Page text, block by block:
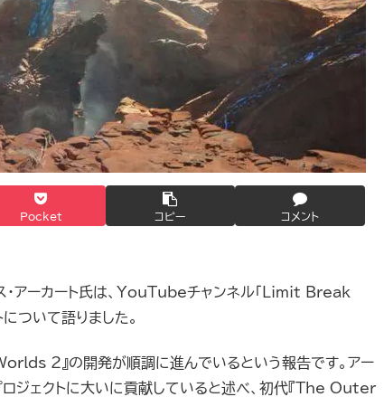
Pocket コピー コメント
ーカート氏は、YouTubeチャンネル「Limit Break
ついて語りました。
2』の開発が順調に進んでいるという報告です。アー
ジェクトに大いに貢献していると述べ、初代『The Outer